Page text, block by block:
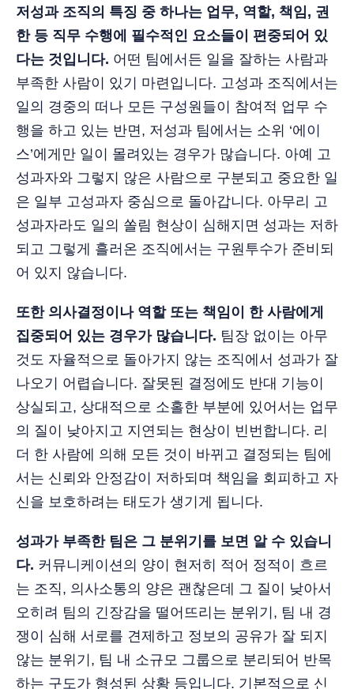
저성과 조직의 특징 중 하나는 업무, 역할, 책임, 권
한 등 직무 수행에 필수적인 요소들이 편중되어 있
다는 것입니다. 어떤 팀에서든 일을 잘하는 사람과
부족한 사람이 있기 마련입니다. 고성과 조직에서는
일의 경중의 떠나 모든 구성원들이 참여적 업무 수
행을 하고 있는 반면, 저성과 팀에서는 소위 ‘에이
스’에게만 일이 몰려있는 경우가 많습니다. 아예 고
성과자와 그렇지 않은 사람으로 구분되고 중요한 일
은 일부 고성과자 중심으로 돌아갑니다. 아무리 고
성과자라도 일의 쏠림 현상이 심해지면 성과는 저하
되고 그렇게 흘러온 조직에서는 구원투수가 준비되
어 있지 않습니다.
또한 의사결정이나 역할 또는 책임이 한 사람에게
집중되어 있는 경우가 많습니다. 팀장 없이는 아무
것도 자율적으로 돌아가지 않는 조직에서 성과가 잘
나오기 어렵습니다. 잘못된 결정에도 반대 기능이
상실되고, 상대적으로 소홀한 부분에 있어서는 업무
의 질이 낮아지고 지연되는 현상이 빈번합니다. 리
더 한 사람에 의해 모든 것이 바뀌고 결정되는 팀에
서는 신뢰와 안정감이 저하되며 책임을 회피하고 자
신을 보호하려는 태도가 생기게 됩니다.
성과가 부족한 팀은 그 분위기를 보면 알 수 있습니
다. 커뮤니케이션의 양이 현저히 적어 정적이 흐르
는 조직, 의사소통의 양은 괜찮은데 그 질이 낮아서
오히려 팀의 긴장감을 떨어뜨리는 분위기, 팀 내 경
쟁이 심해 서로를 견제하고 정보의 공유가 잘 되지
않는 분위기, 팀 내 소규모 그룹으로 분리되어 반목
하는 구도가 형성된 상황 등입니다. 기본적으로 신